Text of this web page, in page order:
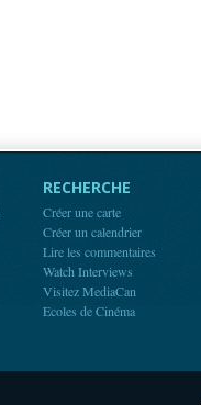
RECHERCHE
Créer une carte
Créer un calendrier
Lire les commentaires
Watch Interviews
Visitez MediaCan
Ecoles de Cinéma